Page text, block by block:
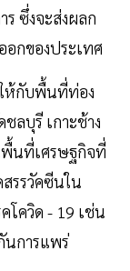
ร ซึ่งจะส่งผลก
อกของประเทศ
ห้กับพื้นที่ท่อง
ลบุรี เกาะช้าง
พื้นที่เศรษฐกิจที่
รรวัคซีนใน
โควิด - 19 เช่น
นการแพร่